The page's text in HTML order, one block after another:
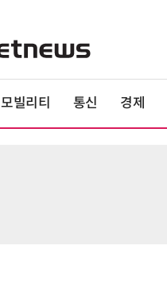
모빌리티 통신 경제